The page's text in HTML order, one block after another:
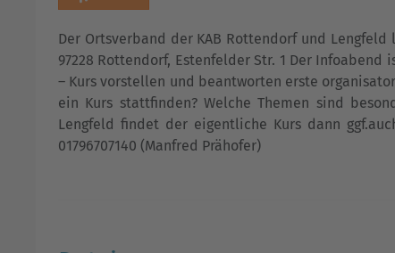
Der Ortsverband der KAB Rottendorf und
97228 Rottendorf, Estenfelder Str. 1 Der
– Kurs vorstellen und beantworten erste
ein Kurs stattfinden? Welche Themen sind
Lengfeld findet der eigentliche Kurs dann
01796707140 (Manfred Prähofer)